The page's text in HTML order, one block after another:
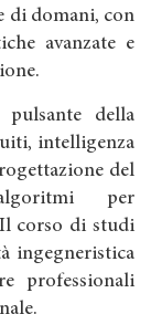
di domani, con
avanzate e
della
intelligenza
del
per
corso di studi
ingegneristica
professionali